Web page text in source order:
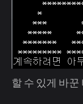
할 수 있게 바꾼